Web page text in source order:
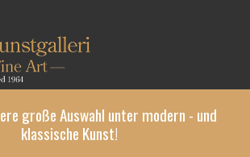
große Auswahl unter modern - und
klassische Kunst!